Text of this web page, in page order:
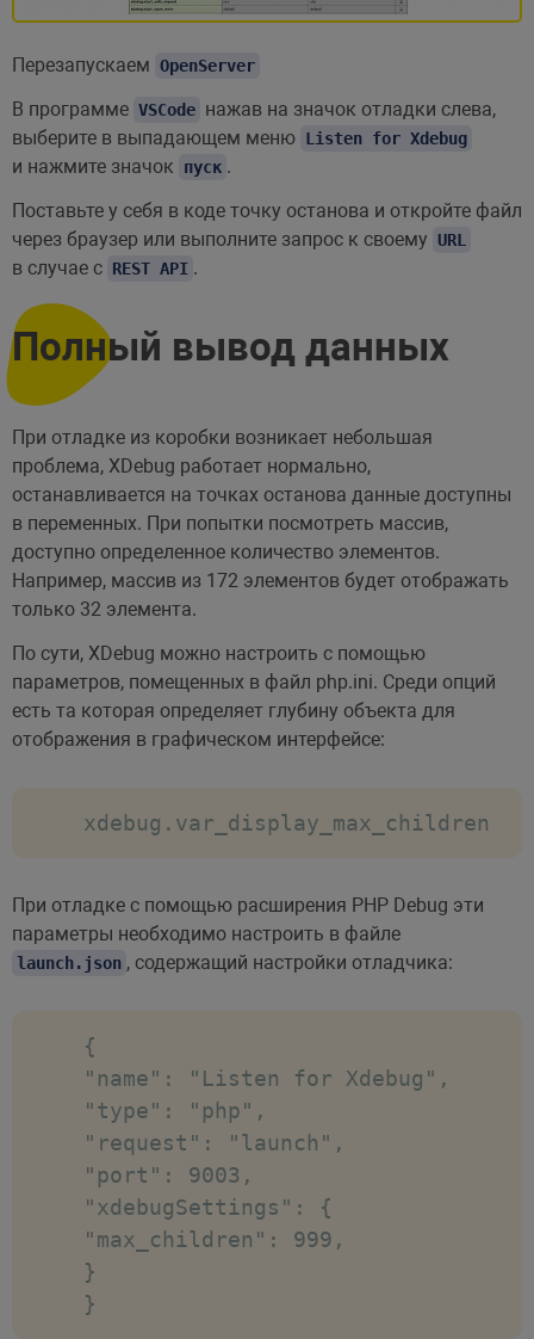
Перезапускаем OpenServer
В программе VSCode нажав на значок отладки слева,
выберите в выпадающем меню Listen for Xdebug
и нажмите значок пуск .
Поставьте у себя в коде точку останова и откройте файл
через браузер или выполните запрос к своему URL
в случае с REST API .
Полный вывод данных
При отладке из коробки возникает небольшая
проблема, XDebug работает нормально,
останавливается на точках останова данные доступны
в переменных. При попытки посмотреть массив,
доступно определенное количество элементов.
Например, массив из 172 элементов будет отображать
только 32 элемента.
По сути, XDebug можно настроить с помощью
параметров, помещенных в файл php.ini. Среди опций
есть та которая определяет глубину объекта для
отображения в графическом интерфейсе:
xdebug.var_display_max_children
При отладке с помощью расширения PHP Debug эти
параметры необходимо настроить в файле
launch.json , содержащий настройки отладчика:
{
"name": "Listen for Xdebug",
"type": "php",
"request": "launch",
"port": 9003,
"xdebugSettings": {
"max_children": 999,
}
}